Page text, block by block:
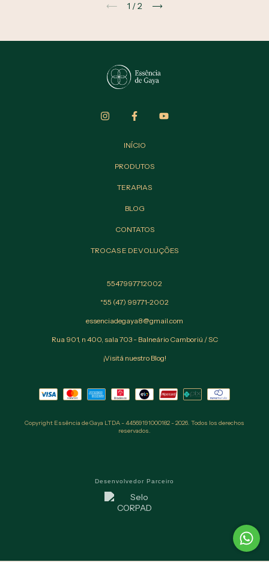
1 /2
INÍCIO
PRODUTOS
TERAPIAS
BLOG
CONTATOS
TROCAS E DEVOLUÇÕES
5547997712002
*55 (47) 99771-2002
essenciadegaya8@gmail.com
Rua 901, n 400, sala 703 - Balneário Camboriú / SC
¡Visitá nuestro Blog!
Desenvolvedor Parceiro
Copyright Essência de Gaya LTDA - 44569191000182 - 2026. Todos los derechos
reservados.